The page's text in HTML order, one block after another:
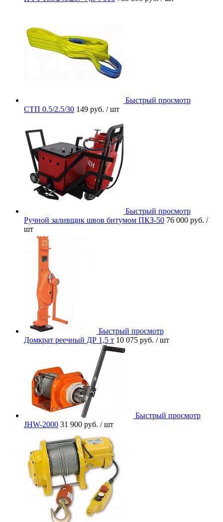
Быстрый просмотр
СТП 0.5/2.5/30 149 руб. / шт
Быстрый просмотр
Ручной заливщик швов битумом ПКЗ-50 76 000 руб. /
шт
Быстрый просмотр
Домкрат реечный ДР 1,5 т 10 075 руб. / шт
Быстрый просмотр
JHW-2000 31 900 руб. / шт